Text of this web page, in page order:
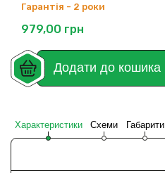
Гарантія - 2 роки
979,00 грн
Додати до кошика
Характеристики Схеми Габарити